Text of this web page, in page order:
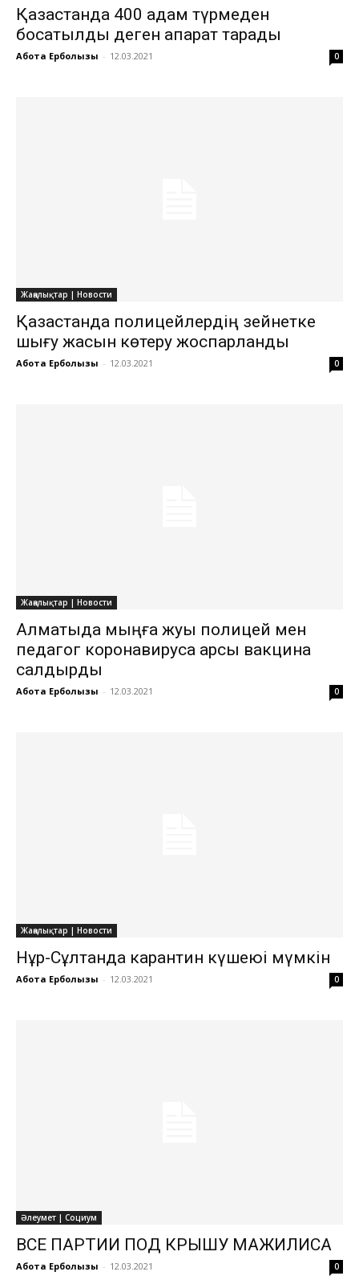
Қазақстанда 400 адам түрмеден
босатылды деген ақпарат тарады
Ақбота Ерболқызы - 12.03.2021 0
Жаңалықтар | Новости
Қазақстанда полицейлердің зейнетке
шығу жасын көтеру жоспарланды
Ақбота Ерболқызы - 12.03.2021 0
Жаңалықтар | Новости
Алматыда мыңға жуық полицей мен
педагог коронавирусқа қарсы вакцина
салдырды
Ақбота Ерболқызы - 12.03.2021 0
Жаңалықтар | Новости
Нұр-Сұлтанда карантин күшеюі мүмкін
Ақбота Ерболқызы - 12.03.2021 0
Әлеумет | Социум
ВСЕ ПАРТИИ ПОД КРЫШУ МАЖИЛИСА
Ақбота Ерболқызы - 12.03.2021 0